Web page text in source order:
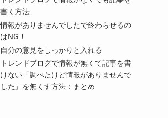
書く方法
情報がありませんでしたで終わらせるの
はNG！
自分の意見をしっかりと入れる
トレンドブログで情報が無くて記事を書
けない「調べたけど情報がありませんで
した」を無くす方法：まとめ